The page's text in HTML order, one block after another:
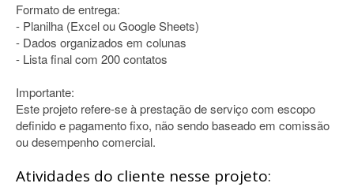
Formato de entrega:
- Planilha (Excel ou Google Sheets)
- Dados organizados em colunas
- Lista final com 200 contatos
Importante:
Este projeto refere-se à prestação de serviço com escopo
definido e pagamento fixo, não sendo baseado em comissão
ou desempenho comercial.
Atividades do cliente nesse projeto: